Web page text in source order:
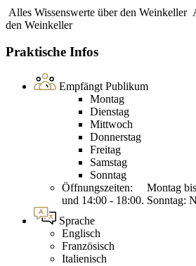
Alles Wissenswerte über den Weinkeller
den Weinkeller
Praktische Infos
Empfängt Publikum
Montag
Dienstag
Mittwoch
Donnerstag
Freitag
Samstag
Sonntag
Öffnungszeiten: Montag bis
und 14:00 - 18:00. Sonntag:
Sprache
Englisch
Französisch
Italienisch